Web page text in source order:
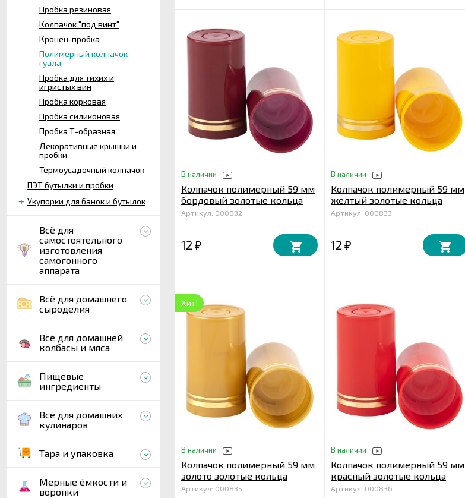
Пробка резиновая
Колпачок "под винт"
Кронен-пробка
Полимерный колпачок
гуала
Пробка для тихих и
игристых вин
Пробка корковая
Пробка силиконовая
Пробка Т-образная
Декоративные крышки и
пробки
Термоусадочный колпачок
ПЭТ бутылки и пробки
Укупорки для банок и бутылок
Всё для
самостоятельного
изготовления
самогонного
аппарата
Всё для домашнего
сыроделия
Всё для домашней
колбасы и мяса
Пищевые
ингредиенты
Всё для домашних
кулинаров
Тара и упаковка
Мерные ёмкости и
воронки
В наличии
Колпачок полимерный 59 мм
бордовый золотые кольца
Артикул: 000832
12 ₽
В наличии
Колпачок полимерный 59 мм
желтый золотые кольца
Артикул: 000833
12 ₽
Хит!
В наличии
Колпачок полимерный 59 мм
золото золотые кольца
Артикул: 000835
В наличии
Колпачок полимерный 59 мм
красный золотые кольца
Артикул: 000836